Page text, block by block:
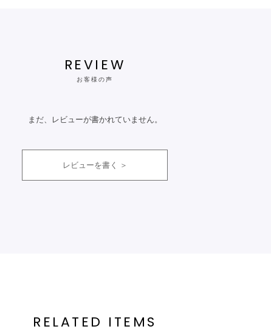
REVIEW
お客様の声
まだ、レビューが書かれていません。
レビューを書く
RELATED ITEMS